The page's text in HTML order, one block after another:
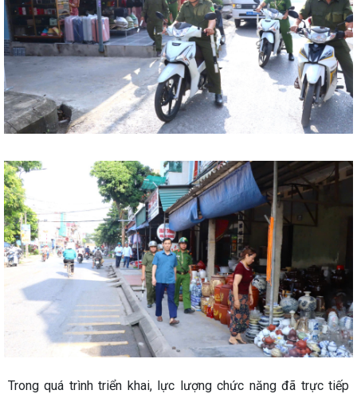
Trong quá trình triển khai, lực lượng chức năng đã trực tiếp